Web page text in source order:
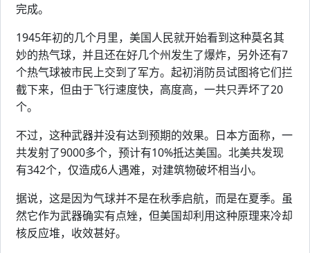
完成。
1945年初的几个月里，美国人民就开始看到这种莫名其
妙的热气球，并且还在好几个州发生了爆炸，另外还有7
个热气球被市民上交到了军方。起初消防员试图将它们拦
截下来，但由于飞行速度快，高度高，一共只弄坏了20
个。
不过，这种武器并没有达到预期的效果。日本方面称，一
共发射了9000多个，预计有10%抵达美国。北美共发现
有342个，仅造成6人遇难，对建筑物破坏相当小。
据说，这是因为气球并不是在秋季启航，而是在夏季。虽
然它作为武器确实有点矬，但美国却利用这种原理来冷却
核反应堆，收效甚好。